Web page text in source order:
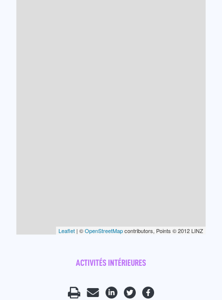
Leaflet | ©OpenStreetMapcontributors, Points © 2012 LINZ
ACTIVITÉS INTÉRIEURES